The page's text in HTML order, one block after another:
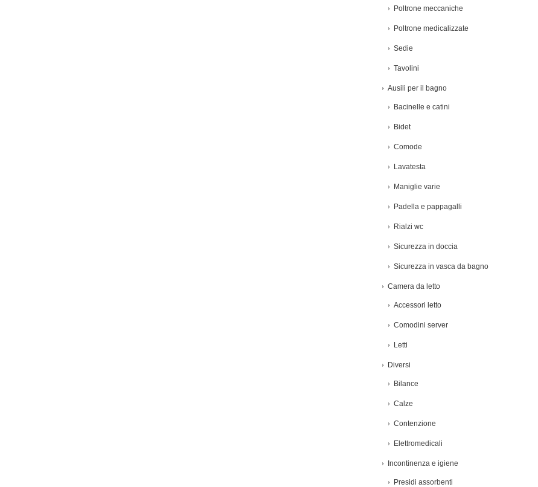
Poltrone meccaniche
Poltrone medicalizzate
Sedie
Tavolini
Ausili per il bagno
Bacinelle e catini
Bidet
Comode
Lavatesta
Maniglie varie
Padella e pappagalli
Rialzi wc
Sicurezza in doccia
Sicurezza in vasca da bagno
Camera da letto
Accessori letto
Comodini server
Letti
Diversi
Bilance
Calze
Contenzione
Elettromedicali
Incontinenza e igiene
Presidi assorbenti